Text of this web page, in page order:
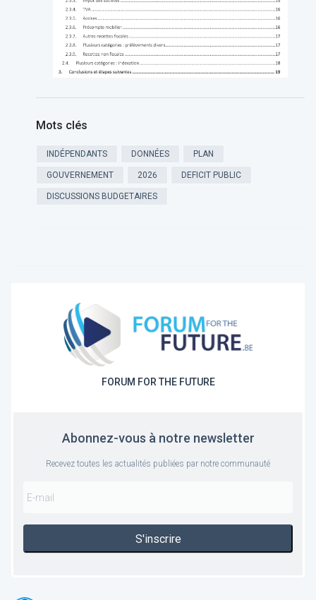
Mots clés
INDÉPENDANTS DONNÉES PLAN
GOUVERNEMENT 2026 DEFICIT PUBLIC
DISCUSSIONS BUDGETAIRES
FORUM FOR THE FUTURE
Abonnez-vous à notre newsletter
Recevez toutes les actualités publiées par notre communauté
S'inscrire